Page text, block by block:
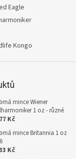
Eagle
Kongo
mince Wiener
1 oz - různé
Kč
mince Britannia 1 oz
Kč